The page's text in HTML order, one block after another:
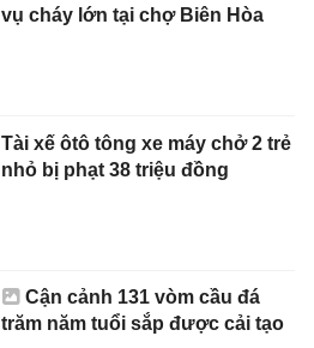
vụ cháy lớn tại chợ Biên Hòa
Tài xế ôtô tông xe máy chở 2 trẻ
nhỏ bị phạt 38 triệu đồng
Cận cảnh 131 vòm cầu đá
trăm năm tuổi sắp được cải tạo